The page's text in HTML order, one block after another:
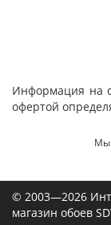
Информация на
офертой
Мы
© 2003—2026
магазин обоев